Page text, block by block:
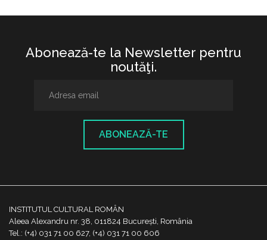
Abonează-te la Newsletter pentru
noutăţi.
ABONEAZĂ-TE
INSTITUTUL CULTURAL ROMÂN
Aleea Alexandru nr. 38, 011824 București, România
Tel.: (+4) 031 71 00 627, (+4) 031 71 00 606